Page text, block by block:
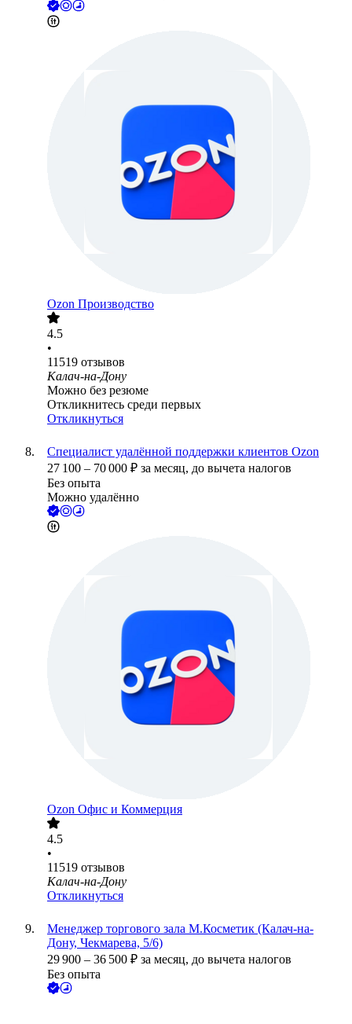
Ozon Производство
4.5
•
11519 отзывов
Калач-на-Дону
Можно без резюме
Откликнитесь среди первых
Откликнуться
Специалист удалённой поддержки клиентов Ozon
27 100 – 70 000 ₽ за месяц, до вычета налогов
Без опыта
Можно удалённо
Ozon Офис и Коммерция
4.5
•
11519 отзывов
Калач-на-Дону
Откликнуться
Менеджер торгового зала М.Косметик (Калач-на-
Дону, Чекмарева, 5/6)
29 900 – 36 500 ₽ за месяц, до вычета налогов
Без опыта